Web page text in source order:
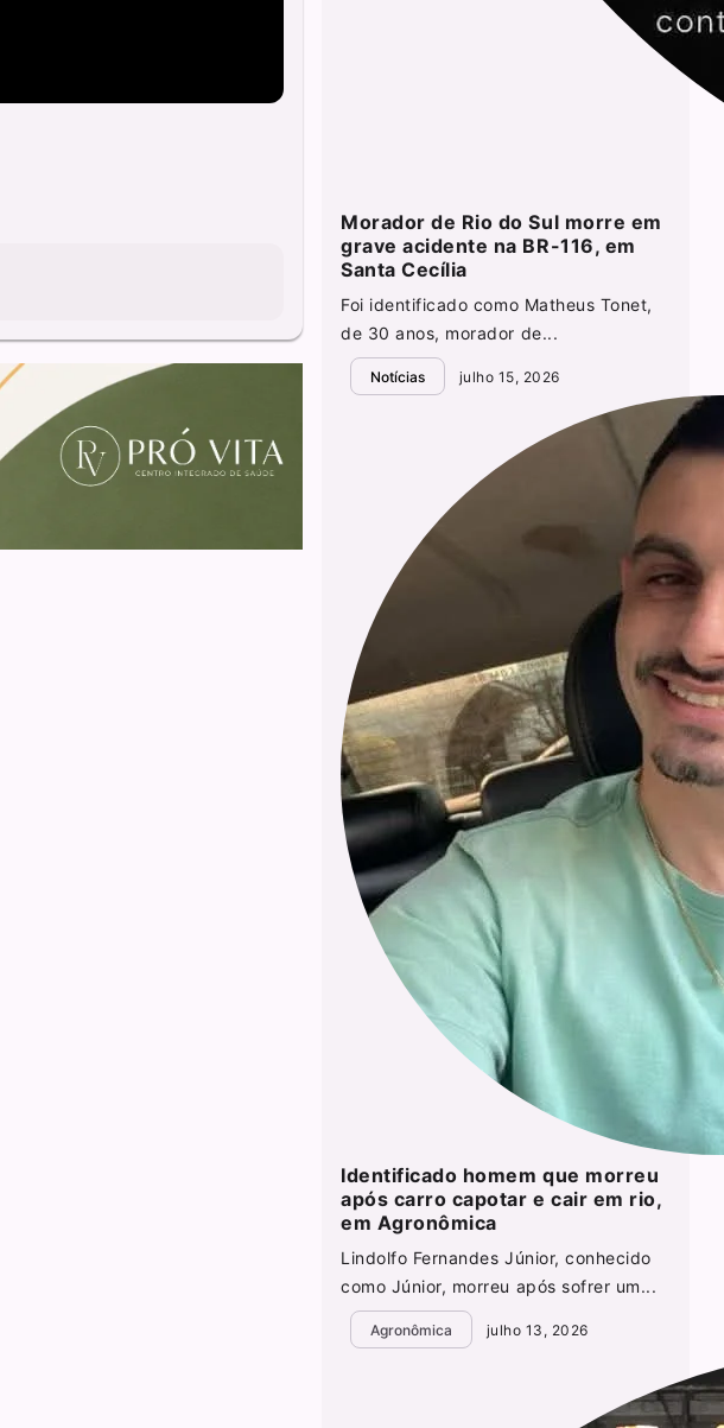
Morador de Rio do Sul morre em
grave acidente na BR-116, em
Santa Cecília
Foi identificado como Matheus Tonet,
de 30 anos, morador de...
Notícias julho 15, 2026
Identificado homem que morreu
após carro capotar e cair em rio,
em Agronômica
Lindolfo Fernandes Júnior, conhecido
como Júnior, morreu após sofrer um...
Agronômica julho 13, 2026